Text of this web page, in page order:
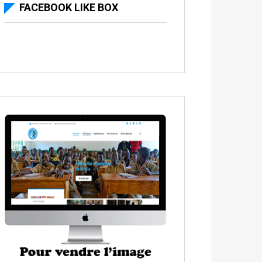
FACEBOOK LIKE BOX